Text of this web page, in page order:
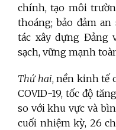
chính, tạo môi
thoáng; bảo đảm
tác xây dựng Đảng
sạch, vững mạnh
Thứ hai, nền kinh tế
COVID-19, tốc độ
so với khu vực và
cuối nhiệm kỳ, 26